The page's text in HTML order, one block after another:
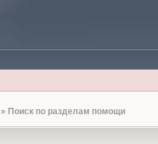
» Поиск по разделам помощи